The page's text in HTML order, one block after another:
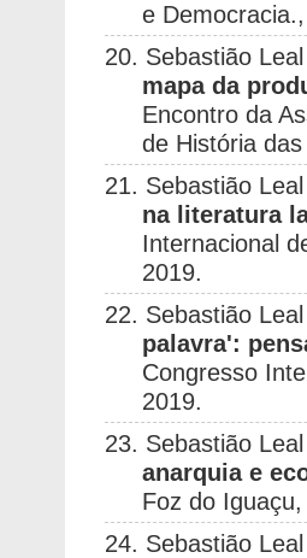
e
20. Sebastião
mapa da
Encontro da
de História
21. Sebastião
na literatura
Internacional
2019.
22. Sebastião
palavra':
Congresso
2019.
23. Sebastião
anarquia e
Foz do
24. Sebastião